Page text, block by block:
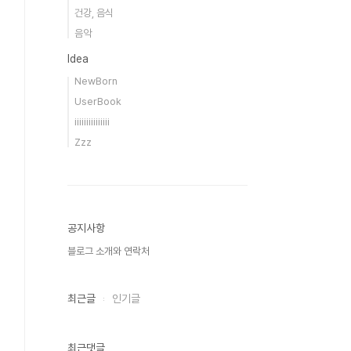
건강, 음식
음악
Idea
NewBorn
UserBook
iiiiiiiiiiiiiii
Zzz
공지사항
블로그 소개와 연락처
최근글 인기글
최근댓글